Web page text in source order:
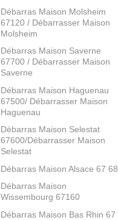
Débarras Maison Molsheim
67120 / Débarrasser Maison
Molsheim
Débarras Maison Saverne
67700 / Débarrasser Maison
Saverne
Débarras Maison Haguenau
67500/ Débarrasser Maison
Haguenau
Débarras Maison Selestat
67600/Débarrasser Maison
Selestat
Débarras Maison Alsace 67 68
Débarras Maison
Wissembourg 67160
Débarras Maison Bas Rhin 67